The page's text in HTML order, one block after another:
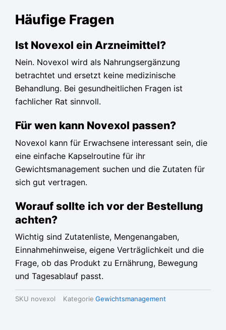
Häufige Fragen
Ist Novexol ein Arzneimittel?
Nein. Novexol wird als Nahrungsergänzung
betrachtet und ersetzt keine medizinische
Behandlung. Bei gesundheitlichen Fragen ist
fachlicher Rat sinnvoll.
Für wen kann Novexol passen?
Novexol kann für Erwachsene interessant sein, die
eine einfache Kapselroutine für ihr
Gewichtsmanagement suchen und die Zutaten für
sich gut vertragen.
Worauf sollte ich vor der Bestellung
achten?
Wichtig sind Zutatenliste, Mengenangaben,
Einnahmehinweise, eigene Verträglichkeit und die
Frage, ob das Produkt zu Ernährung, Bewegung
und Tagesablauf passt.
SKU novexol Kategorie Gewichtsmanagement